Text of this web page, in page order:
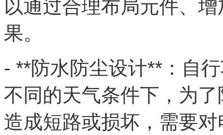
以通过合理布局元件、
果。
- **防水防尘设计**：自
不同的天气条件下，为
造成短路或损坏，需要